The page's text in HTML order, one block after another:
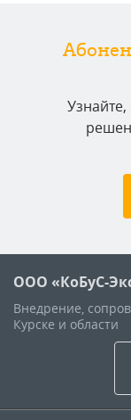
ООО «КоБуС-
Внедрение,
Курске и области